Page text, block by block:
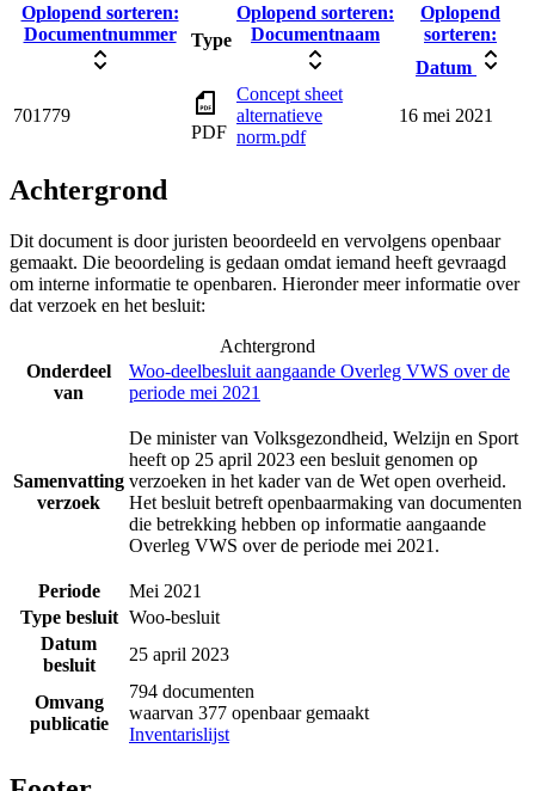
Oplopend sorteren:
Documentnummer
Type
Oplopend sorteren:
Documentnaam
Oplopend
sorteren:
Datum
701779
PDF
Concept sheet
alternatieve
norm.pdf
16 mei 2021
Achtergrond
Dit document is door juristen beoordeeld en vervolgens openbaar
gemaakt. Die beoordeling is gedaan omdat iemand heeft gevraagd
om interne informatie te openbaren. Hieronder meer informatie over
dat verzoek en het besluit:
Achtergrond
Onderdeel
van
Woo-deelbesluit aangaande Overleg VWS over de
periode mei 2021
Samenvatting
verzoek
De minister van Volksgezondheid, Welzijn en Sport
heeft op 25 april 2023 een besluit genomen op
verzoeken in het kader van de Wet open overheid.
Het besluit betreft openbaarmaking van documenten
die betrekking hebben op informatie aangaande
Overleg VWS over de periode mei 2021.
Periode
Mei 2021
Type besluit Woo-besluit
Datum
besluit
25 april 2023
Omvang
publicatie
794 documenten
waarvan 377 openbaar gemaakt
Inventarislijst